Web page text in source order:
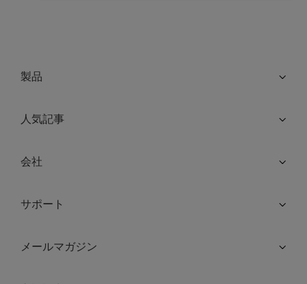
製品
人気記事
会社
サポート
メールマガジン